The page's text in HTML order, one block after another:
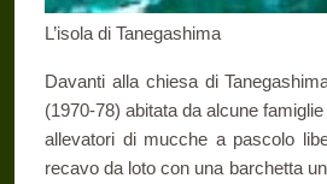
L’isola di Tanegashima
Davanti alla chiesa di
(1970-78) abitata da alcune
allevatori di mucche a pascolo
recavo da loto con una barchetta